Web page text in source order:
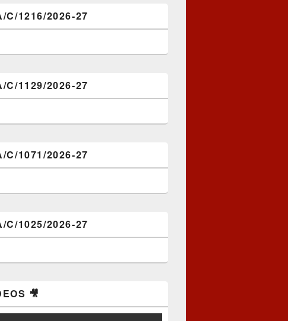
C/1216/2026-27
C/1129/2026-27
C/1071/2026-27
C/1025/2026-27
🎥